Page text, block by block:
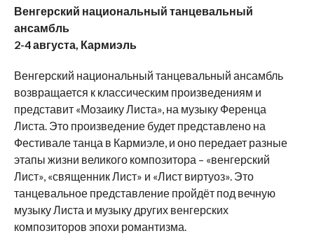
Венгерский национальный танцевальный
ансамбль
2-4 августа, Кармиэль
Венгерский национальный танцевальный ансамбль
возвращается к классическим произведениям и
представит «Мозаику Листа», на музыку Ференца
Листа. Это произведение будет представлено на
Фестивале танца в Кармиэле, и оно передает разные
этапы жизни великого композитора – «венгерский
Лист», «священник Лист» и «Лист виртуоз». Это
танцевальное представление пройдёт под вечную
музыку Листа и музыку других венгерских
композиторов эпохи романтизма.